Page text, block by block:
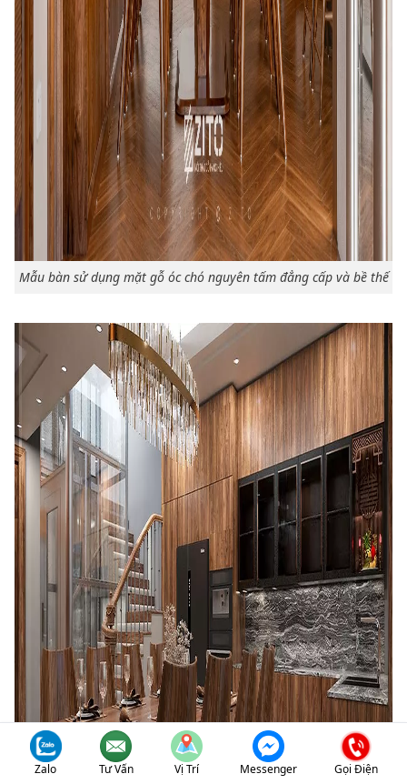
Mẫu bàn sử dụng mặt gỗ óc chó nguyên tấm đẳng cấp và bề thế
Zalo Tư Vấn Vị Trí Messenger Gọi Điện